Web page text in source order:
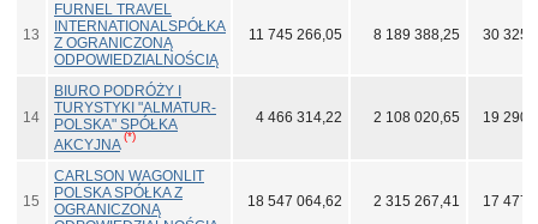
13
FURNEL TRAVEL
INTERNATIONALSPÓŁKA
Z OGRANICZONĄ
ODPOWIEDZIALNOŚCIĄ
11 745 266,05 8 189 388,25 30 325
14
BIURO PODRÓŻY I
TURYSTYKI "ALMATUR-
POLSKA" SPÓŁKA
AKCYJNA
(*)
4 466 314,22 2 108 020,65 19 290
15
CARLSON WAGONLIT
POLSKA SPÓŁKA Z
OGRANICZONĄ
18 547 064,62 2 315 267,41 17 477